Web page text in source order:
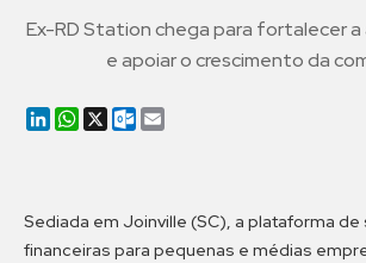
Ex-RD Station chega para fortalecer a
e apoiar o crescimento da
LinkedIn
WhatsApp
X Outlook.com
Sediada em Joinville (SC), a plataforma de
financeiras para pequenas e médias